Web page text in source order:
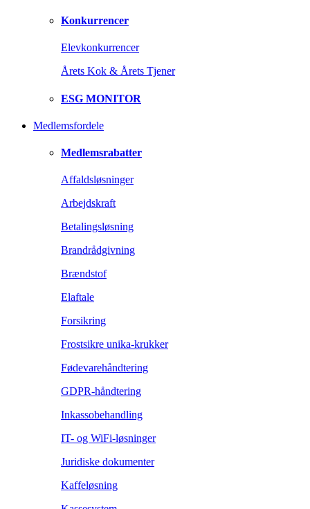
Konkurrencer
Elevkonkurrencer
Årets Kok & Årets Tjener
ESG MONITOR
Medlemsfordele
Medlemsrabatter
Affaldsløsninger
Arbejdskraft
Betalingsløsning
Brandrådgivning
Brændstof
Elaftale
Forsikring
Frostsikre unika-krukker
Fødevarehåndtering
GDPR-håndtering
Inkassobehandling
IT- og WiFi-løsninger
Juridiske dokumenter
Kaffeløsning